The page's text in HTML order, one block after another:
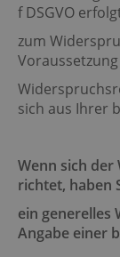
f DSGVO
zum
sich aus Ihrer
Wenn sich
richtet, haben
ein generelles
Angabe einer